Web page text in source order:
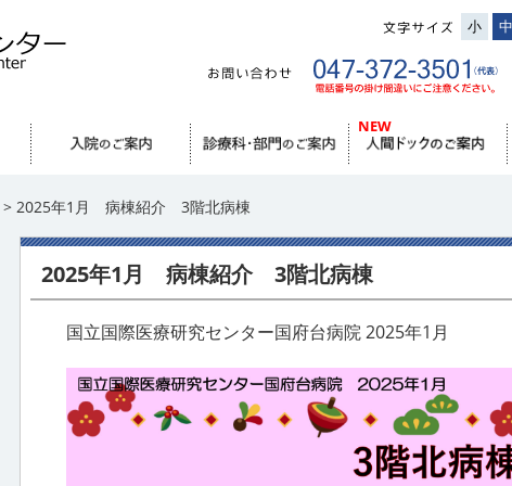
小 中
> 2025年1月 病棟紹介 3階北病棟
2025年1月 病棟紹介 3階北病棟
国立国際医療研究センター国府台病院 2025年1月